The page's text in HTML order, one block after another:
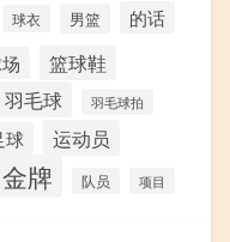
球衣 男篮 的话
篮球鞋
羽毛球 羽毛球拍
球
运动员
金牌 队员 项目